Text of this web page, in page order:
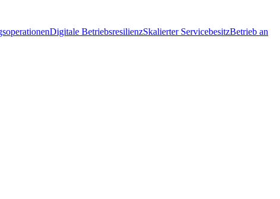
Digitale BetriebsresilienzSkalierter ServicebesitzBetrieb an